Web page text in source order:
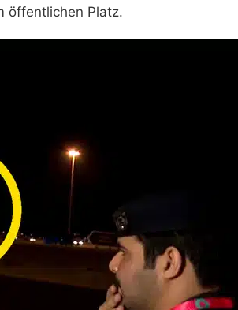
öffentlichen Platz.